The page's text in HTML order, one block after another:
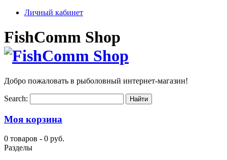
Личный кабинет
FishComm Shop
Добро пожаловать в рыболовный интернет-магазин!
Search:
Моя корзина
0 товаров - 0 руб.
Разделы